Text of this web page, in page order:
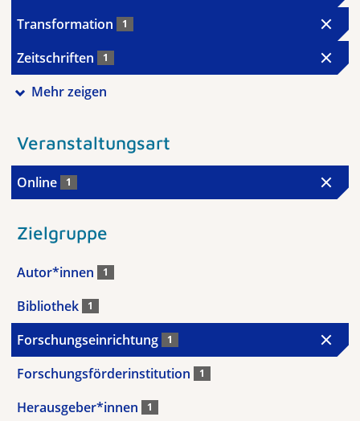
Transformation 1
Zeitschriften 1
Mehr zeigen
Veranstaltungsart
Online 1
Zielgruppe
Autor*innen 1
Bibliothek 1
Forschungseinrichtung 1
Forschungsförderinstitution 1
Herausgeber*innen 1